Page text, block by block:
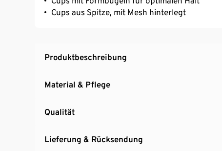
Cups aus Spitze, mit Mesh hinterlegt
Produktbeschreibung
Material & Pflege
Qualität
Lieferung & Rücksendung